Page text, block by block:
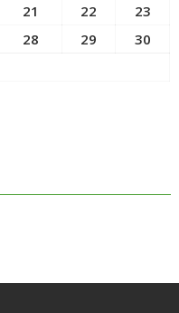
21 22
23
28 29
30